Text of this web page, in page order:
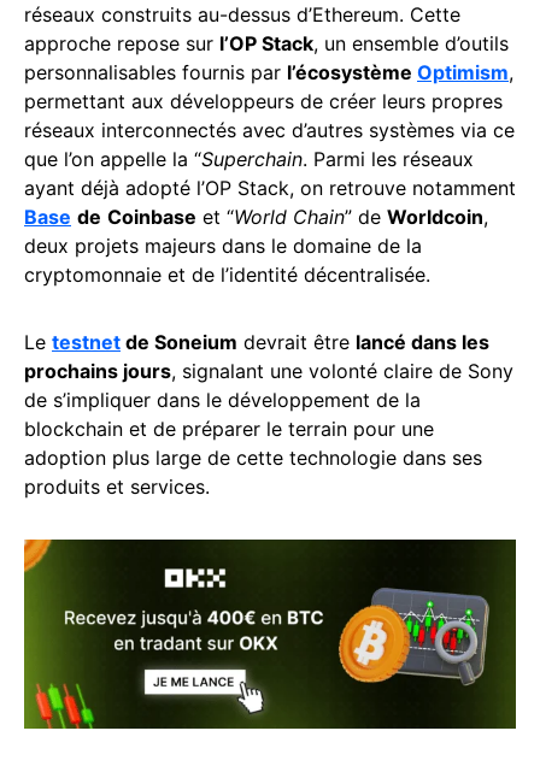
réseaux construits au-dessus d’Ethereum. Cette
approche repose sur l’OP Stack, un ensemble d’outils
personnalisables fournis par l’écosystème Optimism,
permettant aux développeurs de créer leurs propres
réseaux interconnectés avec d’autres systèmes via ce
que l’on appelle la “Superchain. Parmi les réseaux
ayant déjà adopté l’OP Stack, on retrouve notamment
Base de Coinbase et “World Chain” de Worldcoin,
deux projets majeurs dans le domaine de la
cryptomonnaie et de l’identité décentralisée.
Le testnet de Soneium devrait être lancé dans les
prochains jours, signalant une volonté claire de Sony
de s’impliquer dans le développement de la
blockchain et de préparer le terrain pour une
adoption plus large de cette technologie dans ses
produits et services.